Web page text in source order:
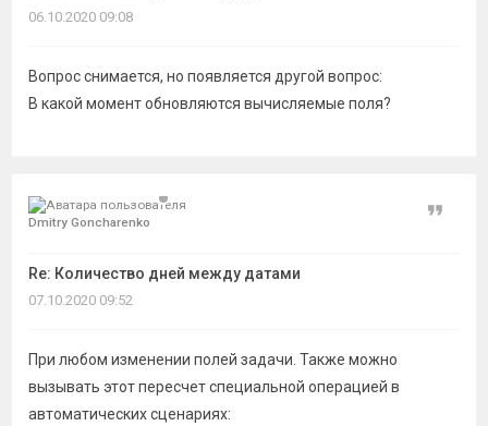
06.10.2020 09:08
Вопрос снимается, но появляется другой вопрос:
В какой момент обновляются вычисляемые поля?
Dmitry Goncharenko
Re: Количество дней между датами
Цитата
07.10.2020 09:52
При любом изменении полей задачи. Также можно
вызывать этот пересчет специальной операцией в
автоматических сценариях: